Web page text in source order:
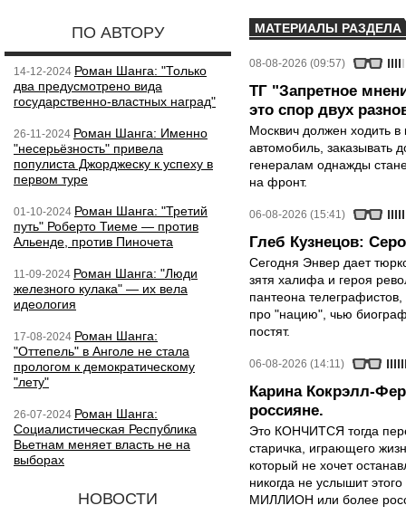
ПО АВТОРУ
14-12-2024 Роман Шанга: "Только
два предусмотрено вида
государственно-властных наград"
26-11-2024 Роман Шанга: Именно
"несерьёзность" привела
популиста Джорджеску к успеху в
первом туре
01-10-2024 Роман Шанга: "Третий
путь" Роберто Тиеме — против
Альенде, против Пиночета
11-09-2024 Роман Шанга: "Люди
железного кулака" — их вела
идеология
17-08-2024 Роман Шанга:
"Оттепель" в Анголе не стала
прологом к демократическому
"лету"
26-07-2024 Роман Шанга:
Социалистическая Республика
Вьетнам меняет власть не на
выборах
НОВОСТИ
МАТЕРИАЛЫ РАЗДЕЛА
08-08-2026 (09:57)
ТГ "Запретное
это спор двух
Москвич должен ходить в
автомобиль, заказывать
генералам однажды
на фронт.
06-08-2026 (15:41)
Глеб Кузнецов:
Сегодня Энвер дает
зятя халифа и героя
пантеона
про "нацию", чью
постят.
06-08-2026 (14:11)
Карина Кокрэлл-
россияне.
Это КОНЧИТСЯ тогда
старичка, играющего
который не хочет
никогда не услышит
МИЛЛИОН или более